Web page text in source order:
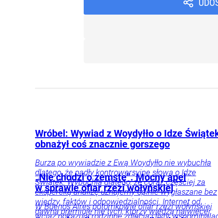
Wróbel: Wywiad z Woydyłło o Idze
obnażył coś znacznie gorszego
Burza po wywiadzie z Ewą Woydyłło nie wybuchła
dlatego, że padły kontrowersyjne słowa o Idze
Świątek. Wybuchła dlatego, że coraz częściej za
ekspercką analizę uznajemy opinie wygłaszane bez
wiedzy, faktów i odpowiedzialności. Internet od
dawna premiuje nie tych, którzy wiedzą najwięcej,
„Nie chodzi o zemstę”. Mocny apel
w sprawie ofiar rzezi wołyńskiej
W Buenos Aires potomkowie ofiar rzezi wołyńskiej
wciąż pokazują rodzinne zdjęcia i listy,